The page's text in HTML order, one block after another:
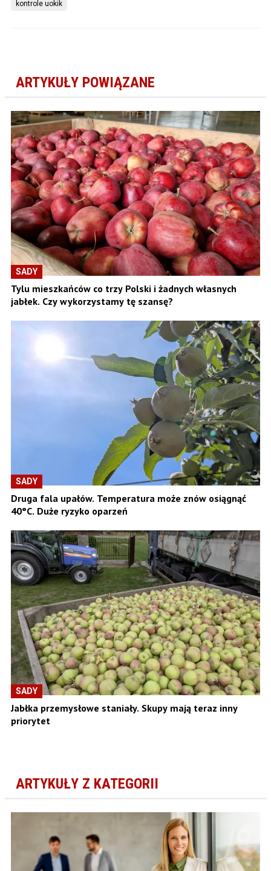
kontrole uokik
ARTYKUŁY POWIĄZANE
SADY
Tylu mieszkańców co trzy Polski i żadnych własnych
jabłek. Czy wykorzystamy tę szansę?
SADY
Druga fala upałów. Temperatura może znów osiągnąć
40°C. Duże ryzyko oparzeń
SADY
Jabłka przemysłowe staniały. Skupy mają teraz inny
priorytet
ARTYKUŁY Z KATEGORII